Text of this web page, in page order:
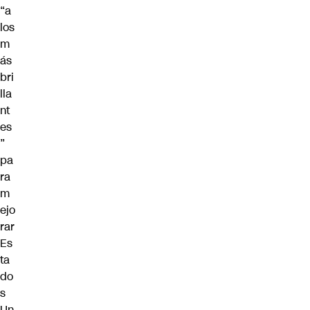
“a
los
m
ás
bri
lla
nt
es
”
pa
ra
m
ejo
rar
Es
ta
do
s